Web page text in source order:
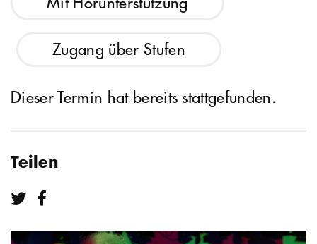
Zugang über Stufen
Dieser Termin hat bereits stattgefunden.
Teilen
Teilen bei Twitter